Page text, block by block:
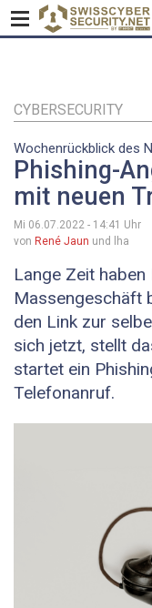
Inhalt
CYBERSECURITY
Wochenrückblick des
Phishing-
mit neuen
Mi 06.07.2022 - 14:41 Uhr
von René Jaun und lha
Lange Zeit
Massengeschäft
den Link zur
sich jetzt, stellt
startet ein
Telefonanruf.